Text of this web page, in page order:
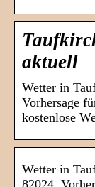
aktuell
Wetter in
Vorhersage
kostenlose
Wetter in